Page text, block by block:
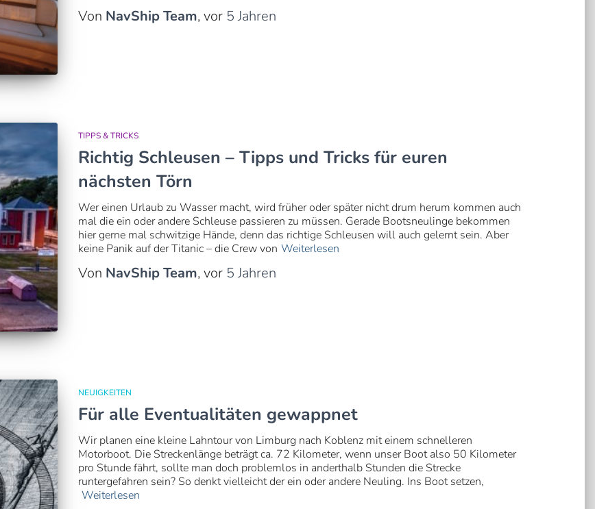
Von NavShip Team, vor 5 Jahren
TIPPS & TRICKS
Richtig Schleusen – Tipps und Tricks für euren
nächsten Törn
Wer einen Urlaub zu Wasser macht, wird früher oder später nicht drum herum kommen auch
mal die ein oder andere Schleuse passieren zu müssen. Gerade Bootsneulinge bekommen
hier gerne mal schwitzige Hände, denn das richtige Schleusen will auch gelernt sein. Aber
keine Panik auf der Titanic – die Crew von Weiterlesen
Von NavShip Team, vor 5 Jahren
NEUIGKEITEN
Für alle Eventualitäten gewappnet
Wir planen eine kleine Lahntour von Limburg nach Koblenz mit einem schnelleren
Motorboot. Die Streckenlänge beträgt ca. 72 Kilometer, wenn unser Boot also 50 Kilometer
pro Stunde fährt, sollte man doch problemlos in anderthalb Stunden die Strecke
runtergefahren sein? So denkt vielleicht der ein oder andere Neuling. Ins Boot setzen,
Weiterlesen